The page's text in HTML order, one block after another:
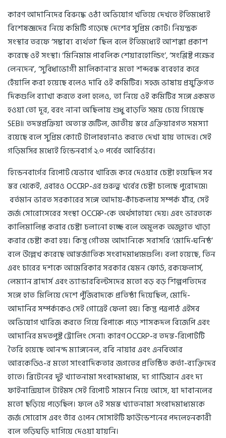
কারণ আদানিদের বিরুদ্ধে ওঠা অভিযোগ খতিয়ে দেখতে ইতিমধ্যেই
বিশেষজ্ঞদের নিয়ে কমিটি গড়েছে দেশের সুপ্রিম কোর্ট। নিয়ন্ত্রক
সংস্থার তরফে ‘সম্ভাব্য ব্যর্থতা’ ছিল বলে ইতিমধ্যেই আশঙ্কা প্রকাশ
করেছে ওই সংস্থা। ‘মিনিমাম পাবলিক শেয়ারহোল্ডিং’, ‘সংশ্লিষ্ট পক্ষের
লেনদেন’, ‘সুবিধাভোগী মালিকানা’র মতো শব্দবন্ধ ব্যবহার করে
হেঁয়ালি করা হয়েছে বলেও দাবি ওই কমিটির। সহজ ভাষায় প্রযুক্তিগত
দিকগুলি ব্যাখা করতে বলা হলেও, তা নিয়ে ওই কমিটির সঙ্গে একমত
হওয়া তো দূর, বরং নানা অছিলায় শুধু বাড়তি সময় চেয়ে গিয়েছে
SEBI। তদন্তপ্রক্রিয়া অত্যন্ত জটিল, জাতীয় স্তরে এক্তিয়ারগত সমস্যা
রয়েছে বলে সুপ্রিম কোর্টে টালাবহানাও করতে দেখা যায় তাদের। সেই
গড়িমসির মধ্যেই হিন্ডেনবার্গ ২.০ পর্বের আবির্ভাব।
হিন্ডেনবার্গের রিপোর্ট যেভাবে খারিজ করে দেওয়ার চেষ্টা হয়েছিল সব
স্তর থেকেই, এবারও OCCRP-এর গুরুত্ব খর্বের চেষ্টা চলেছে পুরোদমে।
বর্তমান ভারত সরকারের সঙ্গে আদায়-কাঁচকলায় সম্পর্ক যাঁর, সেই
জর্জ সোরোসেরের সংস্থা OCCRP-কে অর্থসাহায্য দেয়। এবং ভারতকে
কালিমালিপ্ত করার চেষ্টা চলানো হচ্ছে বলে অমূলক অজুহাত খাড়া
করার চেষ্টা করা হয়। কিন্তু গৌতম আদানিকে সরাসরি ‘মোদি-ঘনিষ্ঠ’
বলে উল্লেখ করেছে আন্তর্জাতিক সংবাদমাধ্যমগুলি। বলা হয়েছে, তিন
এবং চারের দশকে আমেরিকার সরকার যেমন ফোর্ড, রকফেলার্স,
লেম্যান ব্রাদার্স এবং ভ্যান্ডারবিল্টসদের মতো বড় বড় শিল্পপতিদের
সঙ্গে হাত মিলিয়ে দেশে পুঁজিবাদকে প্রতিষ্ঠা দিয়েছিল, মোদি-
আদানির সম্পর্ককেও সেই গোত্রেই ফেলা হয়। কিন্তু পত্রপাঠ এইসব
অভিযোগ খারিজ করতে গিয়ে বিপাকে পড়ে শাসকদল বিজেপি এবং
আদানির মদতপুষ্ট ট্রোলিং সেনা। কারণ OCCRP-র তদন্ত-রিপোর্টটি
তৈরি হয়েছে আনন্দ ম্যাঙ্গনেল, রবি নায়ার এবং এনবিআর
আরকেডিও-র মতো সাংবাদিকতার জগতের প্রতিষ্ঠিত কর্তা-ব্যক্তিদের
হাতে। ব্রিটেনের দুই খ্যাতনামা সংবাদমাধ্যম, দ্য গার্ডিয়ান এবং দ্য
ফাইনান্সিয়াল টাইমস সেই রিপোর্ট সামনে নিয়ে আসে, যা দাবানলের
মতো ছড়িয়ে পড়েছিল। ফলে ওই সমস্ত খ্যাতনামা সংবাদমাধ্যমকে
জর্জ সোরোস এবং তাঁর ওপেন সোসাইটি ফাউন্ডেশনের পদলেহনকারী
বলে তড়িঘড়ি দাগিয়ে দেওয়া যায়নি।